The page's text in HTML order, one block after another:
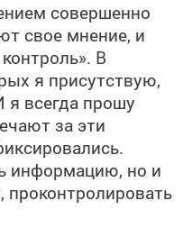
совершенно
свое мнение, и
В
я присутствую,
я всегда прошу
за эти
информацию, но и
проконтролировать